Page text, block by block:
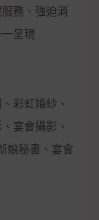
務、強迫消
呈現
彩虹婚紗、
宴會攝影、
娘秘書、宴會